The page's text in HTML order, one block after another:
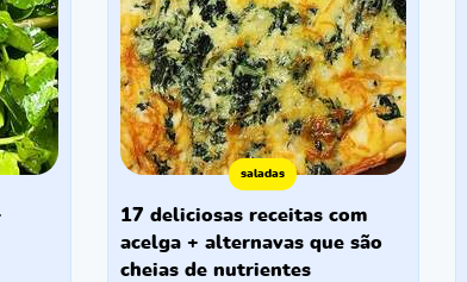
saladas
17 deliciosas receitas com
acelga + alternavas que são
cheias de nutrientes